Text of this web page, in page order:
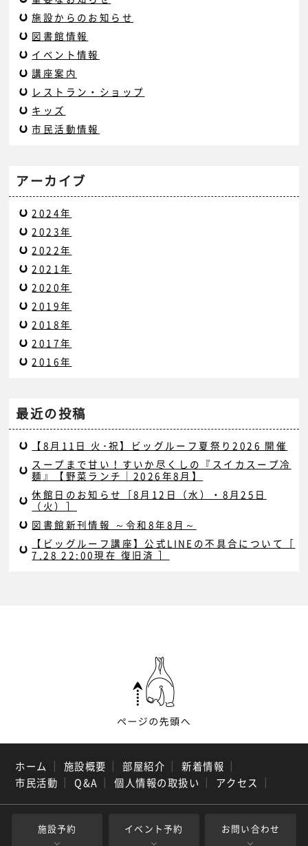
施設からのお知らせ
図書館情報
イベント情報
講座案内
レストラン・ショップ
キッズ
市民活動情報
アーカイブ
2024年
2023年
2022年
2021年
2020年
2019年
2018年
2017年
2016年
最近の投稿
【8月11日 火･祝】ビッグルーフ夏祭り2026 開催
スープまで甘い！すいか尽くしの『スイカスープ冷
麺』【野菜ランチ｜2026年8月】
休館日のお知らせ［8月12日（水）・8月25日
（火）］
図書館新刊情報 ～令和8年8月～
【ビッグルーフ講座】公式LINEの不具合について［
7.28 22:00現在 復旧済 ］
ホーム ｜ 施設概要 ｜ 部屋紹介 ｜ 新着情報 ｜
市民活動 ｜ Q&A ｜ 個人情報の取扱い ｜ アクセス ｜
施設予約 イベント予約 お問い合わせ